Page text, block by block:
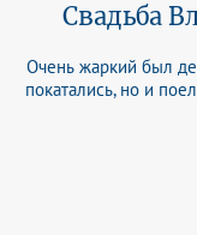
Свадьба
Очень жаркий был
покатались, но и